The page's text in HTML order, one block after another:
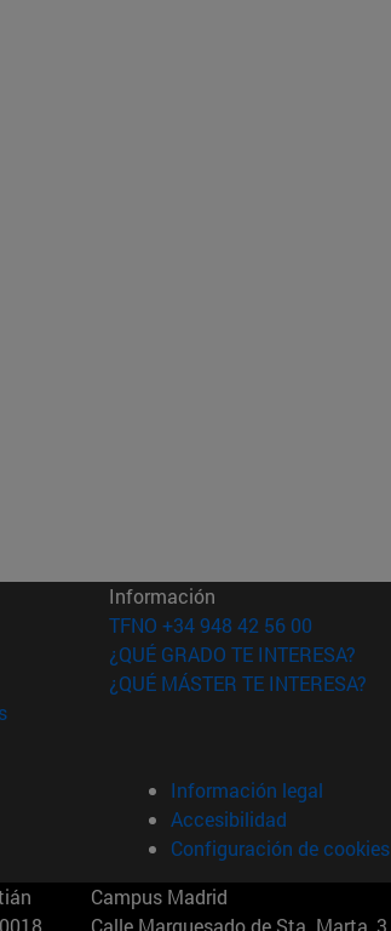
ventana)
ventana)
en nueva ventana)
(abre en nueva ventana)
en nueva ventana)
Información
TFNO +34 948 42 56 00
¿QUÉ GRADO TE INTERESA?
¿QUÉ MÁSTER TE INTERESA?
Información legal
Accesibilidad
Configuración de cookies
Campus Madrid
Calle Marquesado de Sta. Marta, 3